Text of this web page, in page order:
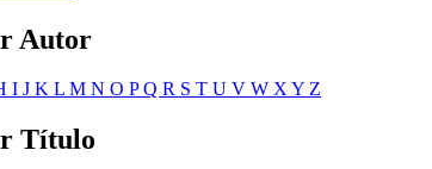
Autor
I J K L M N O PQ R S T U V W XY Z
Título